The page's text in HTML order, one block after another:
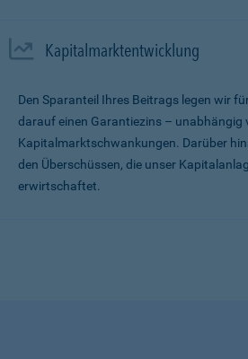
Kapitalmarktentwicklung
Den Sparanteil Ihres Beitrags legen wir
darauf einen Garantiezins – unabhängig
Kapitalmarktschwankungen. Darüber
den Überschüssen, die unser
erwirtschaftet.